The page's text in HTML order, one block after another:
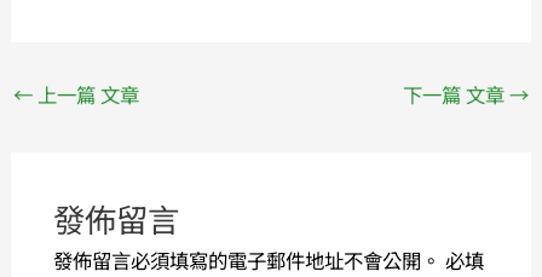
←上一篇 文章 下一篇 文章→
發佈留言
發佈留言必須填寫的電子郵件地址不會公開。 必填